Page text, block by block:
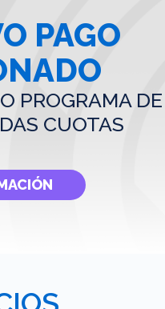
PAGO
PROGRAMA DE
CUOTAS